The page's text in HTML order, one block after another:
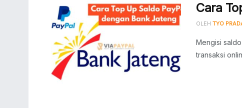
Cara
OLEH TYO
Mengisi
transaksi